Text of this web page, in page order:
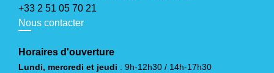
+33 2 51 05 70 21
Nous contacter
Horaires d'ouverture
Lundi, mercredi et jeudi : 9h-12h30 / 14h-17h30